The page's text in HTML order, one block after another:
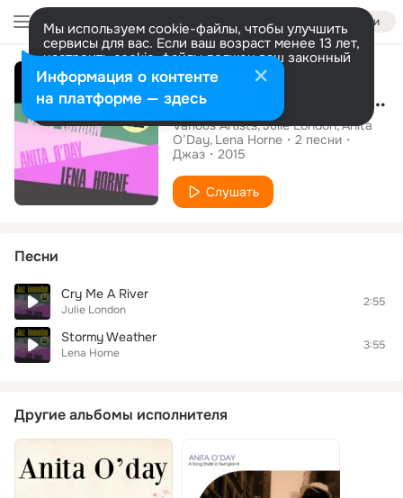
Войти
Мы используем cookie-файлы, чтобы улучшить
сервисы для вас. Если ваш возраст менее 13 лет,
настроить cookie-файлы должен ваш законный
представитель. Больше информации
Разрешить все Настроить Jazz Innovation Julie London, Anita O'Day and Lena Horne
Various Artists Julie London Anita
O’Day Lena Horne 2 песни
Джаз
2015
Слушать
Песни
Cry Me A River
Julie London
2:55
Stormy Weather
Lena Horne
3:55
Другие альбомы исполнителя
Информация о контенте
на платформе — здесь